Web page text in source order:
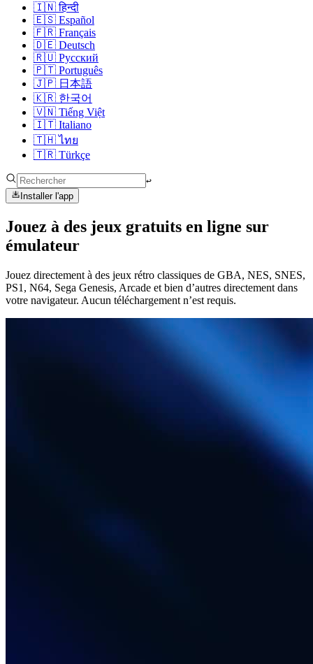
🇮🇳 हिन्दी
🇪🇸 Español
🇫🇷 Français
🇩🇪 Deutsch
🇷🇺 Русский
🇵🇹 Português
🇯🇵 日本語
🇰🇷 한국어
🇻🇳 Tiếng Việt
🇮🇹 Italiano
🇹🇭 ไทย
🇹🇷 Türkçe
↩︎
Installer l'app
Jouez à des jeux gratuits en ligne sur
émulateur
Jouez directement à des jeux rétro classiques de GBA, NES, SNES,
PS1, N64, Sega Genesis, Arcade et bien d’autres directement dans
votre navigateur. Aucun téléchargement n’est requis.